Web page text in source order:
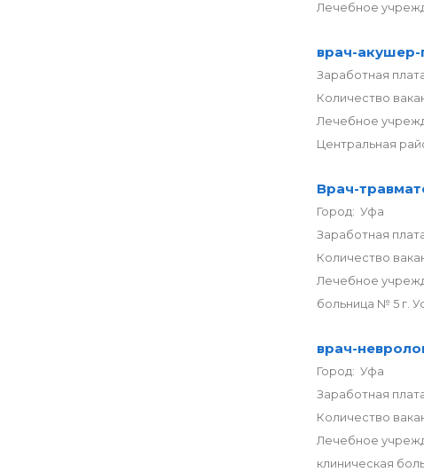
Лечебное
врач-акушер-
Заработная
Количество
Лечебное
Центральная
Врач-
Город: Уфа
Заработная
Количество
Лечебное
больница № 5 г.
врач-
Город: Уфа
Заработная
Количество
Лечебное
клиническая